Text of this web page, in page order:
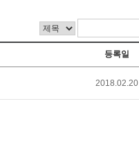
등록일
2018.02.20